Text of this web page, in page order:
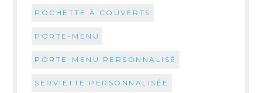
POCHETTE À COUVERTS
PORTE-MENU
PORTE-MENU PERSONNALISÉ
SERVIETTE PERSONNALISÉE